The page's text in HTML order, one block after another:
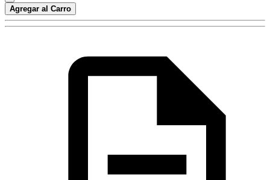
Agregar al Carro